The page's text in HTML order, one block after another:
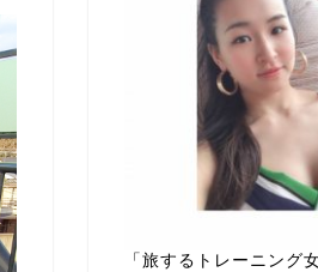
「旅するトレーニング